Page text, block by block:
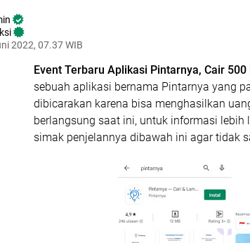
2022, 07.37 WIB
Event Terbaru Aplikasi Pintarnya, Cair 500
sebuah aplikasi bernama Pintarnya yang
dibicarakan karena bisa menghasilkan
berlangsung saat ini, untuk informasi
simak penjelannya dibawah ini agar tidak